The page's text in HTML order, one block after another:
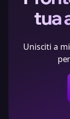
tua
Unisciti a